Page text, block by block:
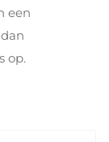
een
op.